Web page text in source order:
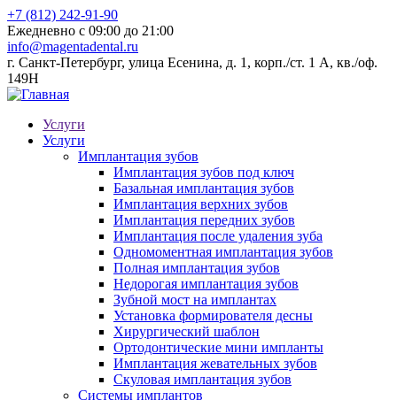
+7 (812) 242-91-90
Ежедневно с 09:00 до 21:00
info@magentadental.ru
г. Санкт-Петербург, улица Есенина, д. 1, корп./ст. 1 А, кв./оф.
149Н
Услуги
Услуги
Имплантация зубов
Имплантация зубов под ключ
Базальная имплантация зубов
Имплантация верхних зубов
Имплантация передних зубов
Имплантация после удаления зуба
Одномоментная имплантация зубов
Полная имплантация зубов
Недорогая имплантация зубов
Зубной мост на имплантах
Установка формирователя десны
Хирургический шаблон
Ортодонтические мини импланты
Имплантация жевательных зубов
Скуловая имплантация зубов
Системы имплантов